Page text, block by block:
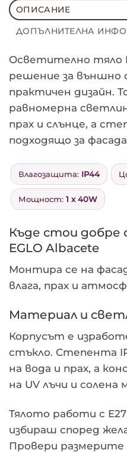
ОПИСАНИЕ
ДОПЪЛНИТЕЛНА
Осветително
тяло
EGLO
Albacete
Осветително тяло
решение за външно
практичен дизайн.
равномерна
прах и слънце, а
подходящо за
Влагозащита: IP44
Мощност: 1 x 40W
Къде стои
EGLO Albacete
Монтира се на
влага, прах и
Материал и
Корпусът е
стъкло. Степента
на вода и прах, а
на UV лъчи и солена
Тялото работи с
избираш според
Провери